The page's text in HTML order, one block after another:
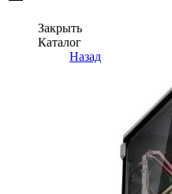
Закрыть
Каталог
Назад